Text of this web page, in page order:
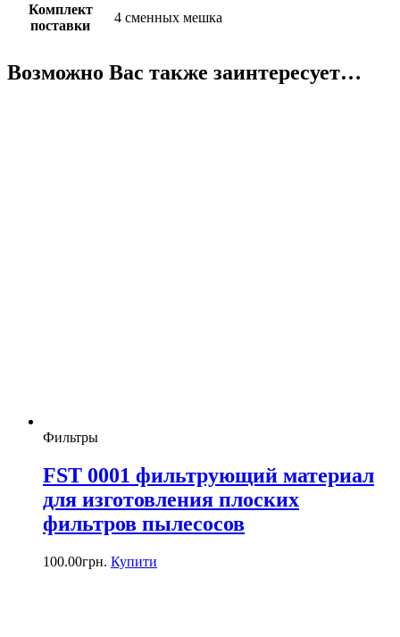
Комплект
поставки
4 сменных мешка
Возможно Вас также заинтересует…
Фильтры
FSТ 0001 фильтрующий материал
для изготовления плоских
фильтров пылесосов
100.00грн. Купити